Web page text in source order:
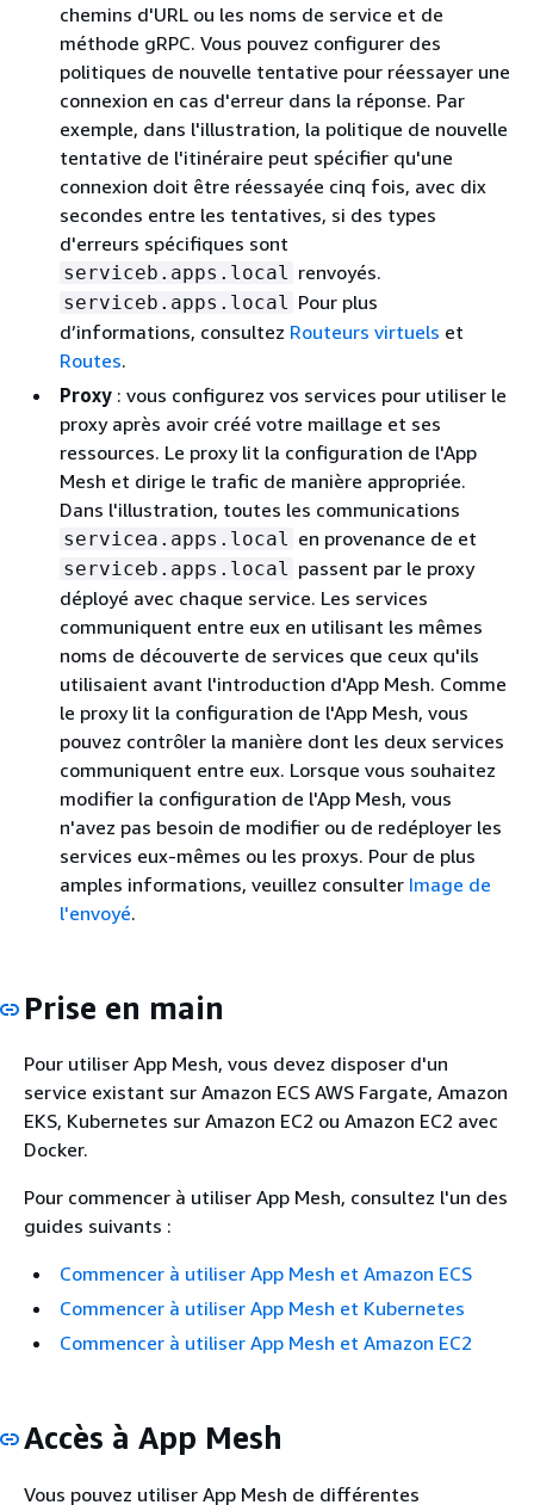
chemins d'URL ou les noms de service et de
méthode gRPC. Vous pouvez configurer des
politiques de nouvelle tentative pour réessayer une
connexion en cas d'erreur dans la réponse. Par
exemple, dans l'illustration, la politique de nouvelle
tentative de l'itinéraire peut spécifier qu'une
connexion doit être réessayée cinq fois, avec dix
secondes entre les tentatives, si des types
d'erreurs spécifiques sont
serviceb.apps.local renvoyés.
serviceb.apps.local
Pour plus
d’informations, consultez Routeurs virtuels et
Routes.
Proxy : vous configurez vos services pour utiliser le
proxy après avoir créé votre maillage et ses
ressources. Le proxy lit la configuration de l'App
Mesh et dirige le trafic de manière appropriée.
Dans l'illustration, toutes les communications
servicea.apps.local en provenance de et
serviceb.apps.local
passent par le proxy
déployé avec chaque service. Les services
communiquent entre eux en utilisant les mêmes
noms de découverte de services que ceux qu'ils
utilisaient avant l'introduction d'App Mesh. Comme
le proxy lit la configuration de l'App Mesh, vous
pouvez contrôler la manière dont les deux services
communiquent entre eux. Lorsque vous souhaitez
modifier la configuration de l'App Mesh, vous
n'avez pas besoin de modifier ou de redéployer les
services eux-mêmes ou les proxys. Pour de plus
amples informations, veuillez consulter Image de
l'envoyé.
Prise en main
Pour utiliser App Mesh, vous devez disposer d'un
service existant sur Amazon ECS AWS Fargate, Amazon
EKS, Kubernetes sur Amazon EC2 ou Amazon EC2 avec
Docker.
Pour commencer à utiliser App Mesh, consultez l'un des
guides suivants :
Commencer à utiliser App Mesh et Amazon ECS
Commencer à utiliser App Mesh et Kubernetes
Commencer à utiliser App Mesh et Amazon EC2
Accès à App Mesh
Vous pouvez utiliser App Mesh de différentes